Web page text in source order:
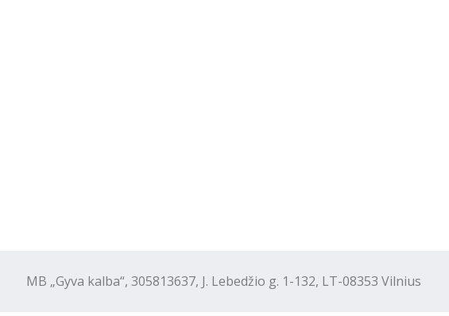
„Gyva kalba“, 305813637, J. Lebedžio g. 1-132, LT-08353 Vilnius